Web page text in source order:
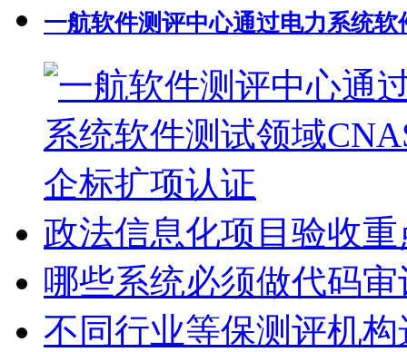
一航软件测评中心通过电力系统
政法信息化项目验收
哪些系统必须做代码
不同行业等保测评机